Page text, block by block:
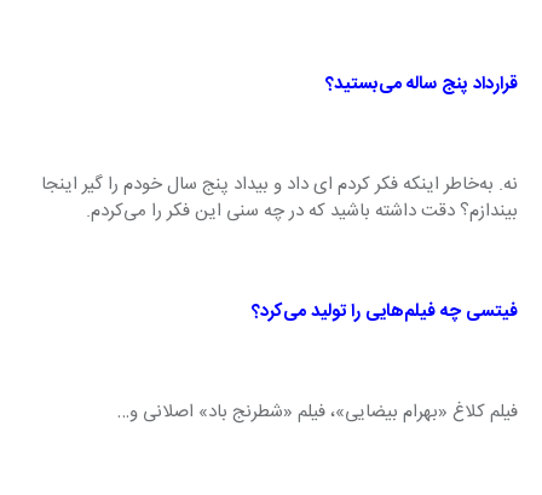
قرارداد پنج ساله می‌بستید؟
نه. به‌خاطر اینکه فکر کردم ای داد و بیداد پنج سال خودم را گیر اینجا
بیندازم؟ دقت داشته باشید که در چه سنی این فکر را می‌کردم.
فیتسی چه فیلم‌هایی را تولید می‌کرد؟
فیلم کلاغ «بهرام بیضایی»، فیلم «شطرنج باد» اصلانی و…